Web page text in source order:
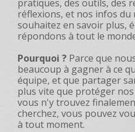
pratiques, des outils, des
réflexions, et nos infos du
souhaitez en savoir plus,
répondons à tout le
Pourquoi ? Parce que
beaucoup à gagner à ce
équipe, et que partager
plus vite que protéger nos
vous n'y trouvez
cherchez, vous pouvez
à tout moment.